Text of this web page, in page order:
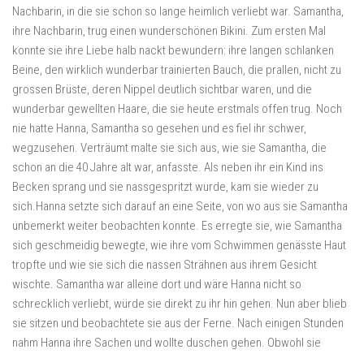
Nachbarin, in die sie schon so lange heimlich verliebt war. Samantha,
ihre Nachbarin, trug einen wunderschönen Bikini. Zum ersten Mal
konnte sie ihre Liebe halb nackt bewundern: ihre langen schlanken
Beine, den wirklich wunderbar trainierten Bauch, die prallen, nicht zu
grossen Brüste, deren Nippel deutlich sichtbar waren, und die
wunderbar gewellten Haare, die sie heute erstmals offen trug. Noch
nie hatte Hanna, Samantha so gesehen und es fiel ihr schwer,
wegzusehen. Verträumt malte sie sich aus, wie sie Samantha, die
schon an die 40 Jahre alt war, anfasste. Als neben ihr ein Kind ins
Becken sprang und sie nassgespritzt wurde, kam sie wieder zu
sich.Hanna setzte sich darauf an eine Seite, von wo aus sie Samantha
unbemerkt weiter beobachten konnte. Es erregte sie, wie Samantha
sich geschmeidig bewegte, wie ihre vom Schwimmen genässte Haut
tropfte und wie sie sich die nassen Strähnen aus ihrem Gesicht
wischte. Samantha war alleine dort und wäre Hanna nicht so
schrecklich verliebt, würde sie direkt zu ihr hin gehen. Nun aber blieb
sie sitzen und beobachtete sie aus der Ferne. Nach einigen Stunden
nahm Hanna ihre Sachen und wollte duschen gehen. Obwohl sie